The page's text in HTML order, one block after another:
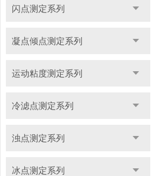
闪点测定系列
凝点倾点测定系列
运动粘度测定系列
冷滤点测定系列
浊点测定系列
冰点测定系列